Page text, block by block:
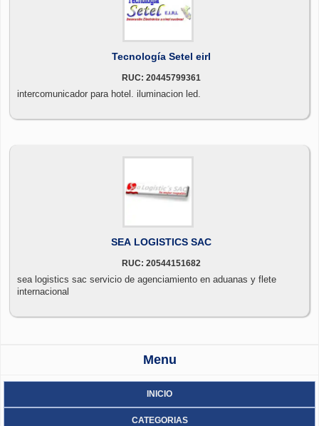
Tecnología Setel eirl
RUC: 20445799361
intercomunicador para hotel. iluminacion led.
SEA LOGISTICS SAC
RUC: 20544151682
sea logistics sac servicio de agenciamiento en aduanas y flete
internacional
Menu
INICIO
CATEGORIAS